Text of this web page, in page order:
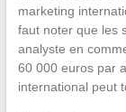
marketing
faut noter que les
analyste en
60 000 euros par
international peut